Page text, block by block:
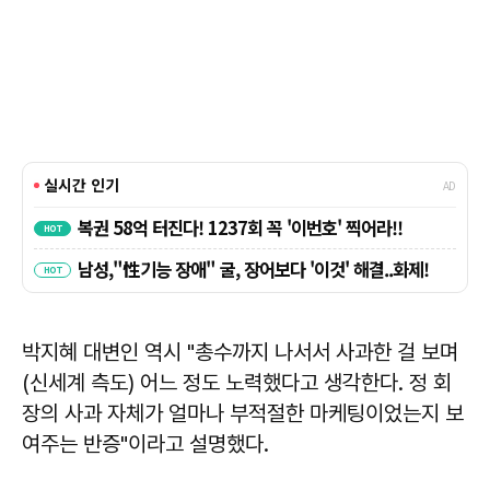
박지혜 대변인 역시 "총수까지 나서서 사과한 걸 보며
(신세계 측도) 어느 정도 노력했다고 생각한다. 정 회
장의 사과 자체가 얼마나 부적절한 마케팅이었는지 보
여주는 반증"이라고 설명했다.